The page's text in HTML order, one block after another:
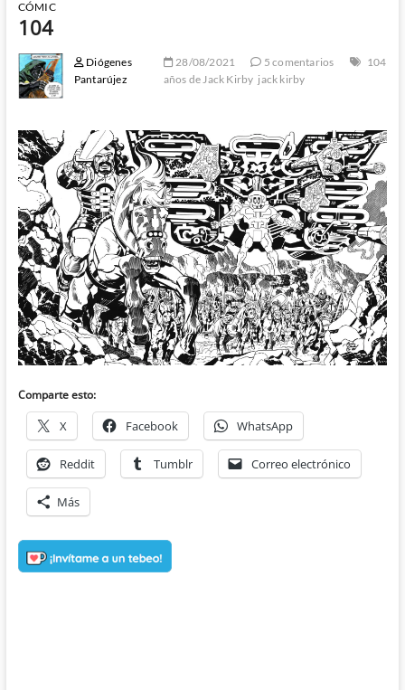
CÓMIC
104
Diógenes
Pantarújez
28/08/2021 5 comentarios
104
años de Jack Kirby jack kirby
Comparte esto:
X Facebook WhatsApp
Reddit Tumblr Correo electrónico
Más